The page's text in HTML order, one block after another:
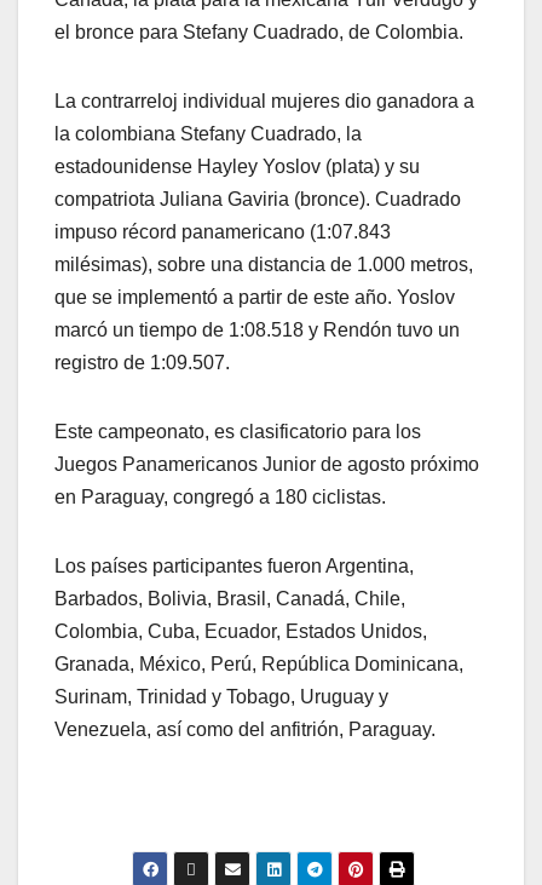
el bronce para Stefany Cuadrado, de Colombia.
La contrarreloj individual mujeres dio ganadora a
la colombiana Stefany Cuadrado, la
estadounidense Hayley Yoslov (plata) y su
compatriota Juliana Gaviria (bronce). Cuadrado
impuso récord panamericano (1:07.843
milésimas), sobre una distancia de 1.000 metros,
que se implementó a partir de este año. Yoslov
marcó un tiempo de 1:08.518 y Rendón tuvo un
registro de 1:09.507.
Este campeonato, es clasificatorio para los
Juegos Panamericanos Junior de agosto próximo
en Paraguay, congregó a 180 ciclistas.
Los países participantes fueron Argentina,
Barbados, Bolivia, Brasil, Canadá, Chile,
Colombia, Cuba, Ecuador, Estados Unidos,
Granada, México, Perú, República Dominicana,
Surinam, Trinidad y Tobago, Uruguay y
Venezuela, así como del anfitrión, Paraguay.